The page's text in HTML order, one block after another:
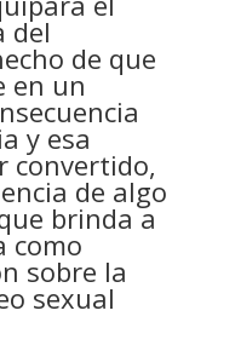
del
de que
en un
y esa
convertido,
de algo
brinda a
como
sobre la
sexual